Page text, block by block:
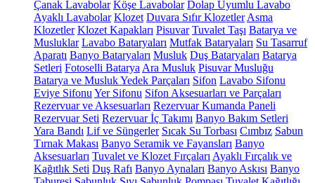
Çanak Lavabolar Köşe Lavabolar Dolap Uyumlu Lavabo
Ayaklı Lavabolar Klozet Duvara Sıfır Klozetler Asma
Klozetler Klozet Kapakları Pisuvar Tuvalet Taşı Batarya ve
Musluklar Lavabo Bataryaları Mutfak Bataryaları Su Tasarruf
Aparatı Banyo Bataryaları Musluk Duş Bataryaları Batarya
Setleri Fotoselli Batarya Ara Musluk Pisuvar Musluğu
Batarya ve Musluk Yedek Parçaları Sifon Lavabo Sifonu
Eviye Sifonu Yer Sifonu Sifon Aksesuarları ve Parçaları
Rezervuar ve Aksesuarları Rezervuar Kumanda Paneli
Rezervuar Seti Rezervuar İç Takımı Banyo Bakım Setleri
Yara Bandı Lif ve Süngerler Sıcak Su Torbası Cımbız Sabun
Tırnak Makası Banyo Seramik ve Fayansları Banyo
Aksesuarları Tuvalet ve Klozet Fırçaları Ayaklı Fırçalık ve
Kağıtlık Seti Duş Rafı Banyo Aynaları Banyo Askısı Banyo